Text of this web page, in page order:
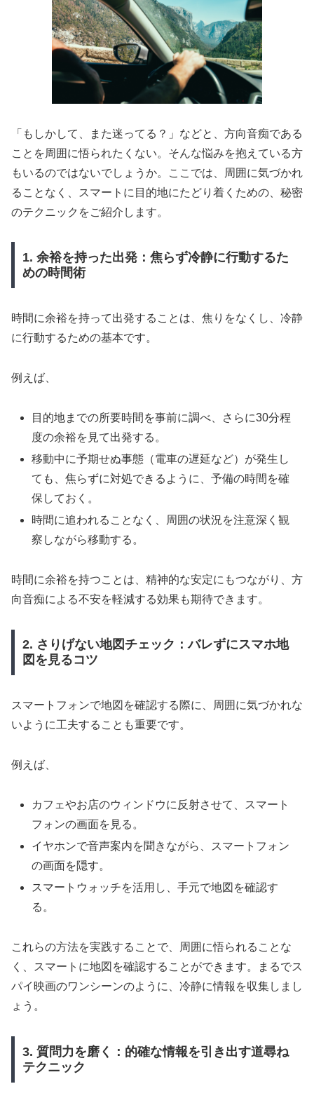
「もしかして、また迷ってる？」などと、方向音痴である
ことを周囲に悟られたくない。そんな悩みを抱えている方
もいるのではないでしょうか。ここでは、周囲に気づかれ
ることなく、スマートに目的地にたどり着くための、秘密
のテクニックをご紹介します。
1. 余裕を持った出発：焦らず冷静に行動するた
めの時間術
時間に余裕を持って出発することは、焦りをなくし、冷静
に行動するための基本です。
例えば、
目的地までの所要時間を事前に調べ、さらに30分程
度の余裕を見て出発する。
移動中に予期せぬ事態（電車の遅延など）が発生し
ても、焦らずに対処できるように、予備の時間を確
保しておく。
時間に追われることなく、周囲の状況を注意深く観
察しながら移動する。
時間に余裕を持つことは、精神的な安定にもつながり、方
向音痴による不安を軽減する効果も期待できます。
2. さりげない地図チェック：バレずにスマホ地
図を見るコツ
スマートフォンで地図を確認する際に、周囲に気づかれな
いように工夫することも重要です。
例えば、
カフェやお店のウィンドウに反射させて、スマート
フォンの画面を見る。
イヤホンで音声案内を聞きながら、スマートフォン
の画面を隠す。
スマートウォッチを活用し、手元で地図を確認す
る。
これらの方法を実践することで、周囲に悟られることな
く、スマートに地図を確認することができます。まるでス
パイ映画のワンシーンのように、冷静に情報を収集しまし
ょう。
3. 質問力を磨く：的確な情報を引き出す道尋ね
テクニック